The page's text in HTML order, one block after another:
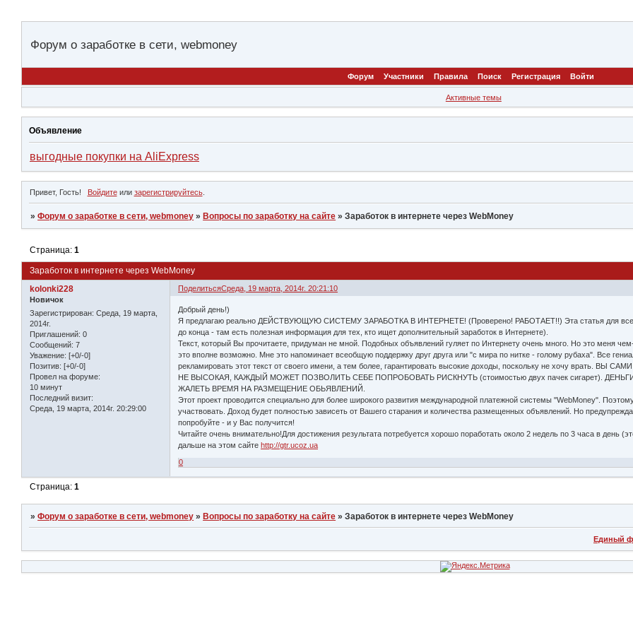
Форум о заработке в сети, webmoney
Форум Участники Правила Поиск Регистрация Войти
Активные темы
Объявление
выгодные покупки на AliExpress
Привет, Гость! Войдитеили зарегистрируйтесь.
»Форум о заработке в сети, webmoney » Вопросы по заработку на сайте »Заработок в интернете через WebMoney
Заработок в интернете через WebMoney
Страница:1
ПоделитьсяСреда, 19 марта, 2014г. 20:21:10
kolonki228
Новичок
Зарегистрирован: Среда, 19 марта,
2014г.
Приглашений: 0
Сообщений: 7
Уважение: [+0/-0]
Позитив: [+0/-0]
Провел на форуме:
10 минут
Последний визит:
Среда, 19 марта, 2014г. 20:29:00
Добрый день!)
Я предлагаю реально ДЕЙСТВУЮЩУЮ СИСТЕМУ ЗАРАБОТКА В ИНТЕРНЕТЕ! (Проверено! РАБОТАЕТ!!) Эта статья для всех
до конца - там есть полезная информация для тех, кто ищет дополнительный заработок в Интернете).
Текст, который Вы прочитаете, придуман не мной. Подобных объявлений гуляет по Интернету очень много. Но это меня
это вполне возможно. Мне это напоминает всеобщую поддержку друг друга или "с мира по нитке - голому рубаха". Все
рекламировать этот текст от своего имени, а тем более, гарантировать высокие доходы, поскольку не хочу
НЕ ВЫСОКАЯ, КАЖДЫЙ МОЖЕТ ПОЗВОЛИТЬ СЕБЕ ПОПРОБОВАТЬ РИСКНУТЬ (стоимостью двух пачек сигарет).
ЖАЛЕТЬ ВРЕМЯ НА РАЗМЕЩЕНИЕ ОБЬЯВЛЕНИЙ.
Этот проект проводится специально для более широкого развития международной платежной системы "WebMoney".
участвовать. Доход будет полностью зависеть от Вашего старания и количества размещенных объявлений. Но
попробуйте - и у Вас получится!
Читайте очень внимательно!Для достижения результата потребуется хорошо поработать около 2 недель по 3 часа в
дальше на этом сайтеhttp://gtr.ucoz.ua
0
Страница:1
»Форум о заработке в сети, webmoney » Вопросы по заработку на сайте »Заработок в интернете через WebMoney
Единый